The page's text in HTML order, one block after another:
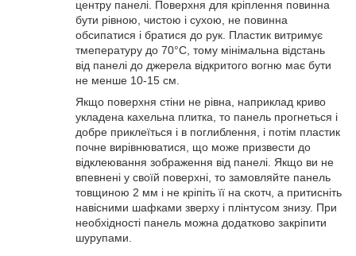
центру панелі. Поверхня для кріплення повинна
бути рівною, чистою і сухою, не повинна
обсипатися і братися до рук. Пластик витримує
тмепературу до 70°С, тому мінімальна відстань
від панелі до джерела відкритого вогню має бути
не менше 10-15 см.
Якщо поверхня стіни не рівна, наприклад криво
укладена кахельна плитка, то панель прогнеться і
добре приклеїться і в поглиблення, і потім пластик
почне вирівнюватися, що може призвести до
відклеювання зображення від панелі. Якщо ви не
впевнені у своїй поверхні, то замовляйте панель
товщиною 2 мм і не кріпіть її на скотч, а притисніть
навісними шафками зверху і плінтусом знизу. При
необхідності панель можна додатково закріпити
шурупами.